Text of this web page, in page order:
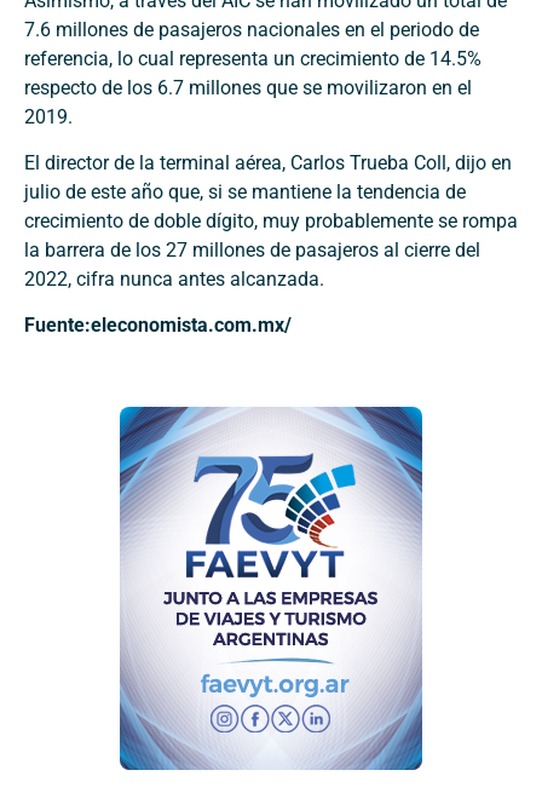
7.6 millones de pasajeros nacionales en el periodo de
referencia, lo cual representa un crecimiento de 14.5%
respecto de los 6.7 millones que se movilizaron en el
2019.
El director de la terminal aérea, Carlos Trueba Coll, dijo en
julio de este año que, si se mantiene la tendencia de
crecimiento de doble dígito, muy probablemente se rompa
la barrera de los 27 millones de pasajeros al cierre del
2022, cifra nunca antes alcanzada.
Fuente:eleconomista.com.mx/